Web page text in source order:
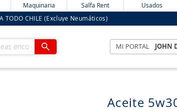
Maquinaria Salfa Rent Usados
A TODO CHILE (Excluye Neumáticos)
encontrar MI PORTAL JOHN
Aceite